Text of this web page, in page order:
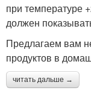
при температуре
должен
Предлагаем вам
продуктов в
читать дальше →